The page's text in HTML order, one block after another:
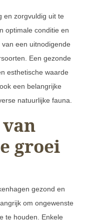
en zorgvuldig uit te
optimale conditie en
een uitnodigende
Een gezonde
esthetische waarde
een belangrijke
natuurlijke fauna.
groei
gezond en
om ongewenste
te houden. Enkele